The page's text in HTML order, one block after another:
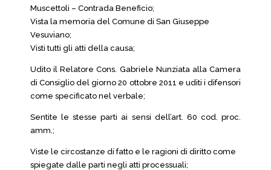
Muscettoli – Contrada Beneficio;
Vista la memoria del Comune di San Giuseppe
Vesuviano;
Visti tutti gli atti della causa;
Udito il Relatore Cons. Gabriele Nunziata alla Camera
di Consiglio del giorno 20 ottobre 2011 e uditi i difensori
come specificato nel verbale;
Sentite le stesse parti ai sensi dell’art. 60 cod. proc.
amm.;
Viste le circostanze di fatto e le ragioni di diritto come
spiegate dalle parti negli atti processuali;